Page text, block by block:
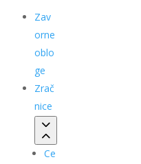
Zav
orne
oblo
ge
Zrač
nice
Ce